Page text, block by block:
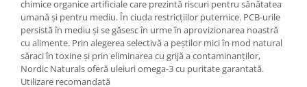
chimice organice artificiale care prezintă riscuri pentru sănătatea
umană și pentru mediu. În ciuda restricțiilor puternice. PCB-urile
persistă în mediu și se găsesc în urme în aprovizionarea noastră
cu alimente. Prin alegerea selectivă a peștilor mici în mod natural
săraci în toxine și prin eliminarea cu grijă a contaminanților,
Nordic Naturals oferă uleiuri omega-3 cu puritate garantată.
Utilizare recomandată